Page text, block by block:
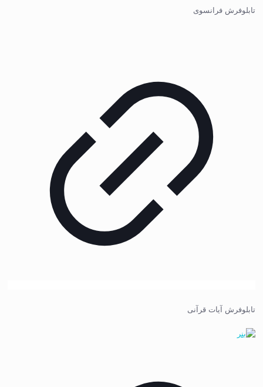
تابلوفرش فرانسوی
تابلوفرش آیات قرآنی